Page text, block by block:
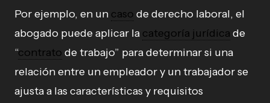
Por ejemplo, en un caso de derecho laboral, el
abogado puede aplicar la categoría jurídica de
“contrato de trabajo” para determinar si una
relación entre un empleador y un trabajador se
ajusta a las características y requisitos